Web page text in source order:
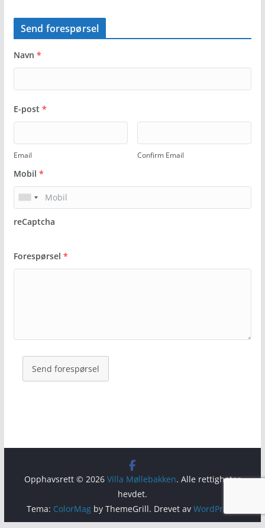
Send forespørsel
Navn *
E-post *
Email Confirm Email
Mobil *
reCaptcha
Forespørsel *
Send forespørsel
Opphavsrett © 2026 Villa Møllebakken. Alle rettigheter
hevdet.
Tema: ColorMagby ThemeGrill. Drevet av WordPress